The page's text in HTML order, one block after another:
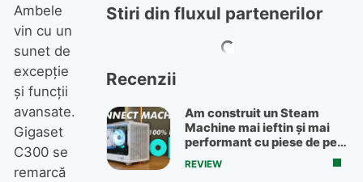
Ambele
vin cu un
sunet de
excepţie
şi funcţii
avansate.
Gigaset
C300 se
remarcă
Stiri din fluxul partenerilor
Recenzii
Am construit un Steam
Machine mai ieftin și mai
performant cu piese de pe
OLX
REVIEW